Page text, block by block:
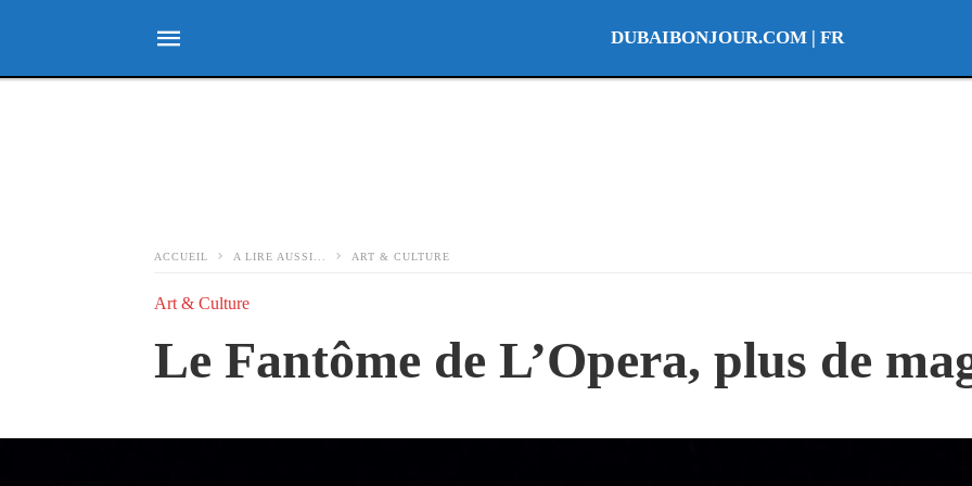
DUBAIBONJOUR.COM | FR
ACCUEIL A LIRE AUSSI... ART & CULTURE
Art & Culture
Le Fantôme de L’Opera, plus de